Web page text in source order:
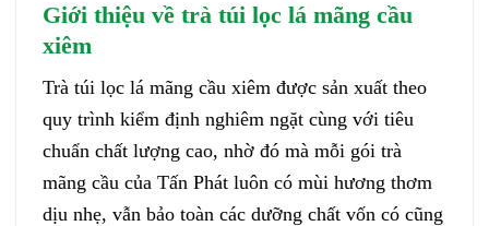
Giới thiệu về trà túi lọc lá mãng cầu
xiêm
Trà túi lọc lá mãng cầu xiêm được sản xuất theo
quy trình kiểm định nghiêm ngặt cùng với tiêu
chuẩn chất lượng cao, nhờ đó mà mỗi gói trà
mãng cầu của Tấn Phát luôn có mùi hương thơm
dịu nhẹ, vẫn bảo toàn các dưỡng chất vốn có cũng